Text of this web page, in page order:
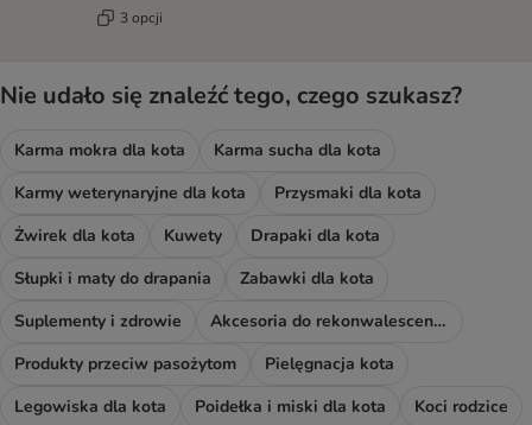
3 opcji
Nie udało się znaleźć tego, czego szukasz?
Karma mokra dla kota
Karma sucha dla kota
Karmy weterynaryjne dla kota
Przysmaki dla kota
Żwirek dla kota
Kuwety
Drapaki dla kota
Słupki i maty do drapania
Zabawki dla kota
Suplementy i zdrowie
Akcesoria do rekonwalescencji
Produkty przeciw pasożytom
Pielęgnacja kota
Legowiska dla kota
Poidełka i miski dla kota
Koci rodzice